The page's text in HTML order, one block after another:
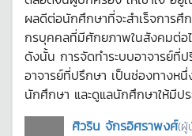
ผลดีต่อนักศึกษาที่จะสำเร็จการศึ
กรบุคคลที่มีศักยภาพในสังคมต่อ
ดังนั้น การจัดทำระบบอาจารย์ที่ป
อาจารย์ที่ปรึกษา เป็นช่องทางห
นักศึกษา และดูแลนักศึกษาให้มีป
ศิวริน จักรอิศราพงศ์(ผู้